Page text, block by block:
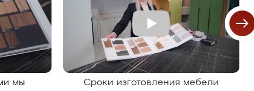
мы
Сроки изготовления мебели